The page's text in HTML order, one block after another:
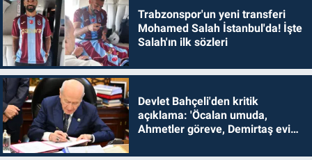
Trabzonspor'un yeni transferi
Mohamed Salah İstanbul'da! İşte
Salah'ın ilk sözleri
Devlet Bahçeli'den kritik
açıklama: 'Öcalan umuda,
Ahmetler göreve, Demirtaş evine